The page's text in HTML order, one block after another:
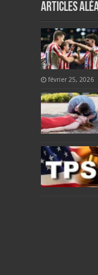
Articles
février 25, 2026